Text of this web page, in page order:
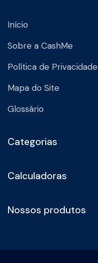
Início
Sobre a CashMe
Política de Privacidade
Mapa do Site
Glossário
Categorias
Calculadoras
Nossos produtos